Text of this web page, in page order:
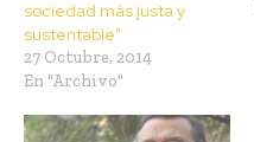
sociedad más justa y
sustentable”
27 Octubre, 2014
En "Archivo"